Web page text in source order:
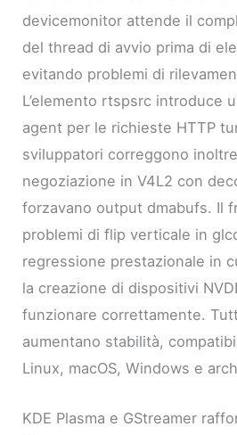
devicemonitor attende il
del thread di avvio prima di
evitando problemi di
L’elemento rtspsrc introduce
agent per le richieste HTTP
sviluppatori correggono
negoziazione in V4L2 con
forzavano output dmabufs. Il
problemi di flip verticale in
regressione prestazionale in
la creazione di dispositivi
funzionare correttamente.
aumentano stabilità,
Linux, macOS, Windows e
KDE Plasma e GStreamer